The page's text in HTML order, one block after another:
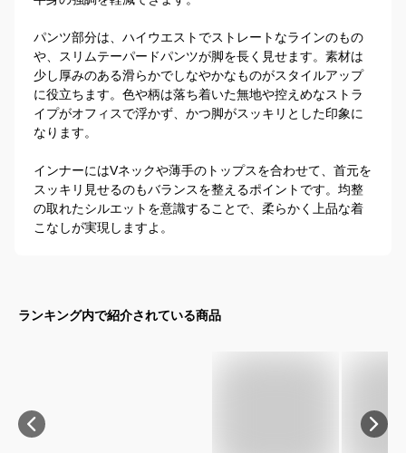
パンツ部分は、ハイウエストでストレートなラインのもの
や、スリムテーパードパンツが脚を長く見せます。素材は
少し厚みのある滑らかでしなやかなものがスタイルアップ
に役立ちます。色や柄は落ち着いた無地や控えめなストラ
イプがオフィスで浮かず、かつ脚がスッキリとした印象に
なります。
インナーにはVネックや薄手のトップスを合わせて、首元を
スッキリ見せるのもバランスを整えるポイントです。均整
の取れたシルエットを意識することで、柔らかく上品な着
こなしが実現しますよ。
ランキング内で紹介されている商品